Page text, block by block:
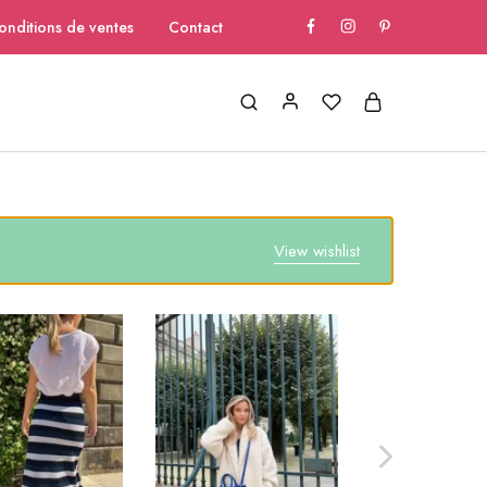
de ventes Contact
View wishlist